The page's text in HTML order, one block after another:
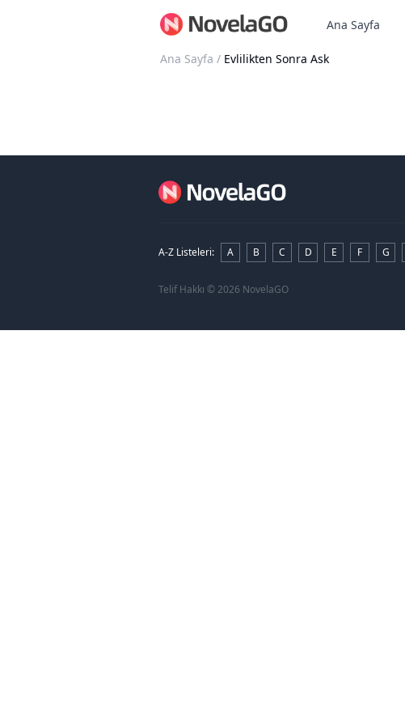
Ana Sayfa
Ana Sayfa / Evlilikten Sonra Ask
A-Z Listeleri: A B C D E F G
Telif Hakkı © 2026 NovelaGO